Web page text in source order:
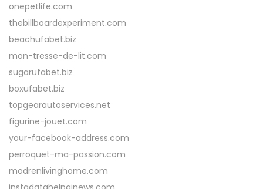
onepetlife.com
thebillboardexperiment.com
beachufabet.biz
mon-tresse-de-lit.com
sugarufabet.biz
boxufabet.biz
topgearautoservices.net
figurine-jouet.com
your-facebook-address.com
perroquet-ma-passion.com
modrenlivinghome.com